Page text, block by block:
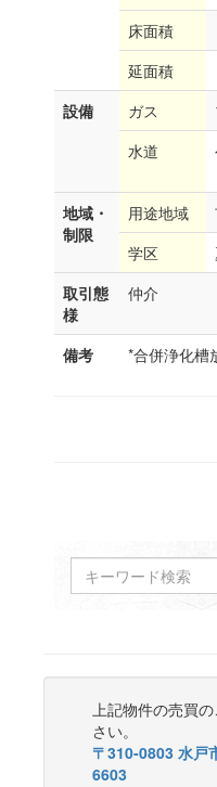
床面積
延面積
設備
ガス
水道
地域・
制限
用途地域
学区
取引態
様
仲介
備考 *合併浄化槽
上記物件の売買
さい。
〒310-0803 水
6603